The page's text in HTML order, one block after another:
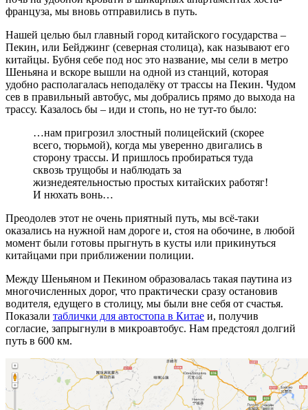
француза, мы вновь отправились в путь.
Нашей целью был главный город китайского государства –
Пекин, или Бейджинг (северная столица), как называют его
китайцы. Бубня себе под нос это название, мы сели в метро
Шеньяна и вскоре вышли на одной из станций, которая
удобно располагалась неподалёку от трассы на Пекин. Чудом
сев в правильный автобус, мы добрались прямо до выхода на
трассу. Казалось бы – иди и стопь, но не тут-то было:
…нам пригрозил злостный полицейский (скорее
всего, тюрьмой), когда мы уверенно двигались в
сторону трассы. И пришлось пробираться туда
сквозь трущобы и наблюдать за
жизнедеятельностью простых китайских работяг!
И нюхать вонь…
Преодолев этот не очень приятный путь, мы всё-таки
оказались на нужной нам дороге и, стоя на обочине, в любой
момент были готовы прыгнуть в кусты или прикинуться
китайцами при приближении полиции.
Между Шеньяном и Пекином образовалась такая паутина из
многочисленных дорог, что практически сразу остановив
водителя, едущего в столицу, мы были вне себя от счастья.
Показали таблички для автостопа в Китае и, получив
согласие, запрыгнули в микроавтобус. Нам предстоял долгий
путь в 600 км.